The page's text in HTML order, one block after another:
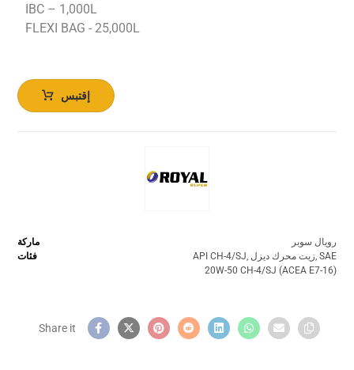
IBC – 1,000L
FLEXI BAG - 25,000L
إقتبس
ماركة
رويال سوبر
فئات
API CH-4/SJ, زيت محرك ديزل, SAE
20W-50 CH-4/SJ (ACEA E7-16)